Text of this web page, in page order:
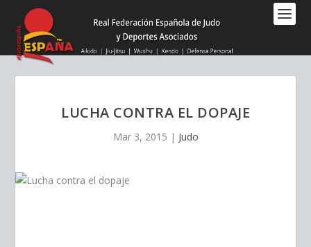
este
sitio
web
LUCHA CONTRA EL DOPAJE
Mar 3, 2015 | Judo